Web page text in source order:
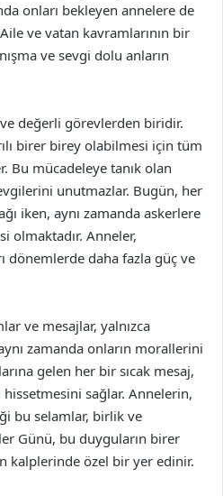
onları bekleyen annelere de
ve vatan kavramlarının bir
ve sevgi dolu anların
değerli görevlerden biridir.
birer birey olabilmesi için tüm
Bu mücadeleye tanık olan
unutmazlar. Bugün, her
iken, aynı zamanda askerlere
olmaktadır. Anneler,
dönemlerde daha fazla güç ve
ve mesajlar, yalnızca
zamanda onların morallerini
gelen her bir sıcak mesaj,
sağlar. Annelerin,
bu selamlar, birlik ve
Günü, bu duyguların birer
kalplerinde özel bir yer edinir.